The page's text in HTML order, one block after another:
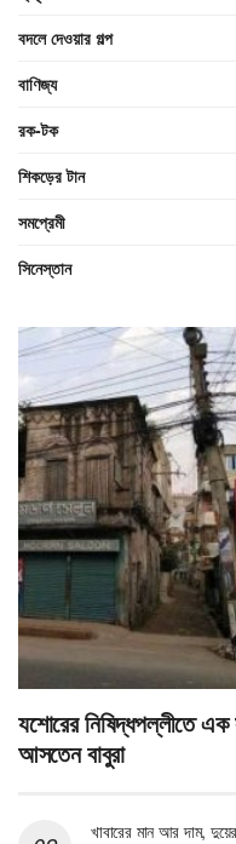
বদলে দেওয়ার গল্প
বাণিজ্য
রক-টক
শিকড়ের টান
সমপ্রেমী
সিনেস্তান
যশোরের নিষিদ্ধপল্লীতে
আসতেন বাবুরা
খাবারের মান আর দাম,